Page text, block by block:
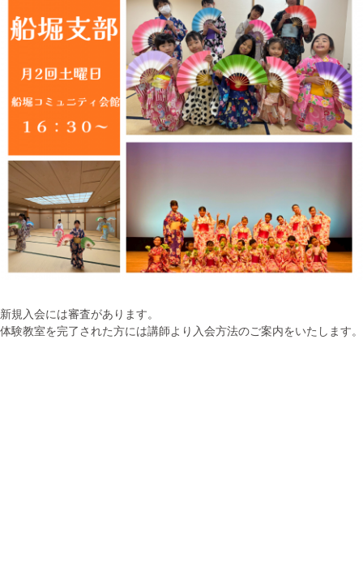
新規入会には審査があります。
体験教室を完了された方には講師より入会方法のご案内をいたします。